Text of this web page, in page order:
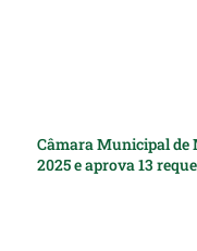
Câmara Municipal de
2025 e aprova 13